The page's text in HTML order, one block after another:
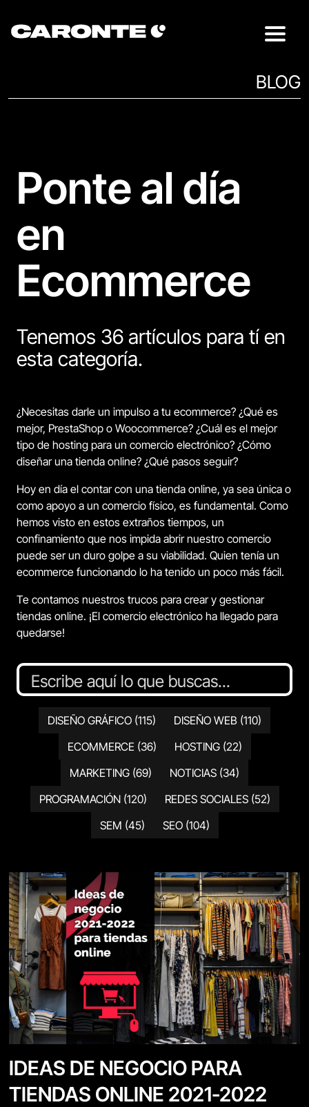
BLOG
Ponte al día
en
Ecommerce
Tenemos 36 artículos para tí en
esta categoría.
¿Necesitas darle un impulso a tu ecommerce? ¿Qué es
mejor, PrestaShop o Woocommerce? ¿Cuál es el mejor
tipo de hosting para un comercio electrónico? ¿Cómo
diseñar una tienda online? ¿Qué pasos seguir?
Hoy en día el contar con una tienda online, ya sea única o
como apoyo a un comercio físico, es fundamental. Como
hemos visto en estos extraños tiempos, un
confinamiento que nos impida abrir nuestro comercio
puede ser un duro golpe a su viabilidad. Quien tenía un
ecommerce funcionando lo ha tenido un poco más fácil.
Te contamos nuestros trucos para crear y gestionar
tiendas online. ¡El comercio electrónico ha llegado para
quedarse!
DISEÑO GRÁFICO (115) DISEÑO WEB (110)
ECOMMERCE (36) HOSTING (22)
MARKETING (69) NOTICIAS (34)
PROGRAMACIÓN (120) REDES SOCIALES (52)
SEM (45) SEO (104)
IDEAS DE NEGOCIO PARA
TIENDAS ONLINE 2021-2022